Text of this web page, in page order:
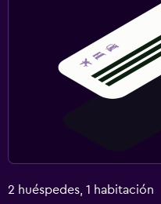
2 huéspedes, 1 habitación